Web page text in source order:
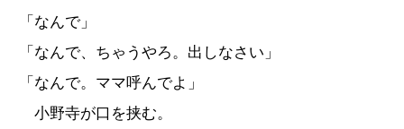
「なんで」
「なんで、ちゃうやろ。出しなさい」
「なんで。ママ呼んでよ」
小野寺が口を挟む。